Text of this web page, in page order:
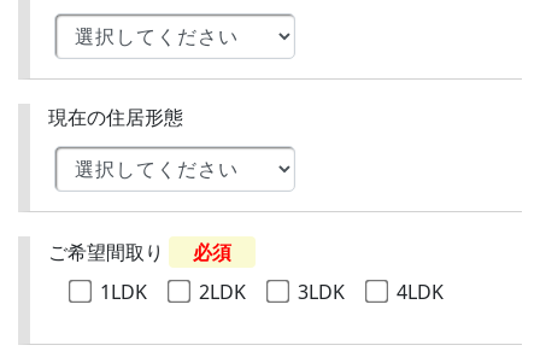
現在の住居形態
ご希望間取り
必須
1LDK
2LDK 3LDK 4LDK